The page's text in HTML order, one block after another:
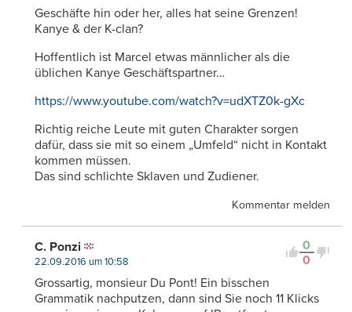
Geschäfte hin oder her, alles hat seine Grenzen!
Kanye & der K-clan?
Hoffentlich ist Marcel etwas männlicher als die
üblichen Kanye Geschäftspartner…
https://www.youtube.com/watch?v=udXTZ0k-gXc
Richtig reiche Leute mit guten Charakter sorgen
dafür, dass sie mit so einem „Umfeld“ nicht in Kontakt
kommen müssen.
Das sind schlichte Sklaven und Zudiener.
Kommentar melden
0
0
C. Ponzi
22.09.2016 um 10:58
Grossartig, monsieur Du Pont! Ein bisschen
Grammatik nachputzen, dann sind Sie noch 11 Klicks